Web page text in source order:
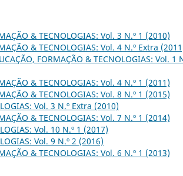
& TECNOLOGIAS: Vol. 3 N.º 1 (2010)
& TECNOLOGIAS: Vol. 4 N.º Extra
FORMAÇÃO & TECNOLOGIAS: Vol. 1
& TECNOLOGIAS: Vol. 4 N.º 1 (2011)
& TECNOLOGIAS: Vol. 8 N.º 1 (2015)
Vol. 3 N.º Extra (2010)
& TECNOLOGIAS: Vol. 7 N.º 1 (2014)
Vol. 10 N.º 1 (2017)
Vol. 9 N.º 2 (2016)
& TECNOLOGIAS: Vol. 6 N.º 1 (2013)